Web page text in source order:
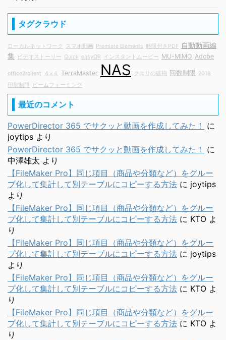
タグクラウド
ローカルネットワーク スマホ動画 Premiere Elements 時限付きPDF
自動動画編
集
ビデオストーリー Quick easyQR インスタントムービー MU-MIMO Adobe
office2rclient ４×４ TerraMaster NAS クエリの破損 回数制限 2018
印刷制限
ビームフォーミング
最近のコメント
PowerDirector 365 でサクッと動画を作成してみた！
に
joytips より
PowerDirector 365 でサクッと動画を作成してみた！
に
中澤雄太 より
【FileMaker Pro】同じ項目（商品や分類など）をグルー
プ化して集計して別テーブルにコピーする方法 に joytips
より
【FileMaker Pro】同じ項目（商品や分類など）をグルー
プ化して集計して別テーブルにコピーする方法 に KTO よ
り
【FileMaker Pro】同じ項目（商品や分類など）をグルー
プ化して集計して別テーブルにコピーする方法 に joytips
より
【FileMaker Pro】同じ項目（商品や分類など）をグルー
プ化して集計して別テーブルにコピーする方法 に KTO よ
り
【FileMaker Pro】同じ項目（商品や分類など）をグルー
プ化して集計して別テーブルにコピーする方法 に KTO よ
り